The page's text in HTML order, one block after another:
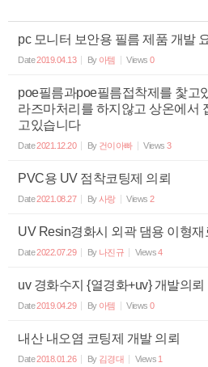
pc 모니터 보안용 필름 제품 개발
Date2019.04.13 By 아템 Views 0
poe필름과poe필름접착제를 찿고
라즈마처리를 하지않고 상온에서
고있습니다
Date2021.12.20 By 건이아빠 Views 3
PVC용 UV 점착코팅제 의뢰
Date2021.08.27 By 사랑 Views 2
UV Resin경화시 외곽 댐용 이형재
Date2022.07.29 By 나진규 Views4
uv 경화수지 {열경화+uv} 개발의뢰
Date2019.04.29 By 아템 Views 0
내산 내오염 코팅제 개발 의뢰
Date2018.01.26 By 김경대 Views 1